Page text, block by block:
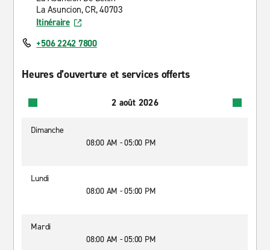
La Asuncion, CR, 40703
Itinéraire
+506 2242 7800
Heures d’ouverture et services offerts
2 août 2026
Dimanche
08:00 AM - 05:00 PM
Lundi
08:00 AM - 05:00 PM
Mardi
08:00 AM - 05:00 PM